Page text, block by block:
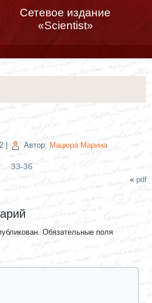
Сетевое издание
«Scientist»
Автор: Мацюра Марина
33-36
«pdf
Обязательные поля